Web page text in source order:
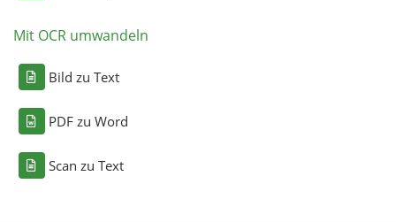
Mit OCR umwandeln
Bild zu Text
PDF zu Word
Scan zu Text